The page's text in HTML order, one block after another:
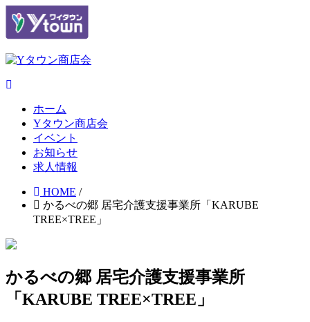
ホーム
Yタウン商店会
イベント
お知らせ
求人情報
HOME /
かるべの郷 居宅介護支援事業所「KARUBE
TREE×TREE」
かるべの郷 居宅介護支援事業所
「KARUBE TREE×TREE」